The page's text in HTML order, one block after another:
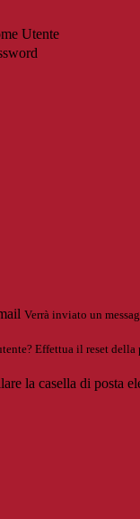
Utente
Verrà inviato un
Effettua il reset della
la casella di posta